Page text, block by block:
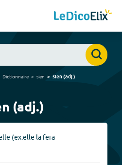
Dictionnaire sien sien(adj.)
(adj.)
(ex.elle la fera